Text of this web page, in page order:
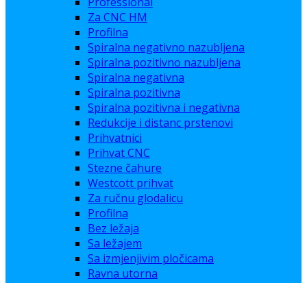
Za CNC HM
Profilna
Spiralna negativno nazubljena
Spiralna pozitivno nazubljena
Spiralna negativna
Spiralna pozitivna
Spiralna pozitivna i negativna
Redukcije i distanc prstenovi
Prihvatnici
Prihvat CNC
Stezne čahure
Westcott prihvat
Za ručnu glodalicu
Profilna
Bez ležaja
Sa ležajem
Sa izmjenjivim pločicama
Ravna utorna